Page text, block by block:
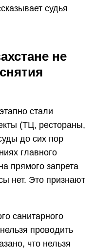
судья
не
стали
(ТЦ, рестораны,
до сих пор
главного
прямого запрета
нет. Это признают
санитарного
проводить
что нельзя